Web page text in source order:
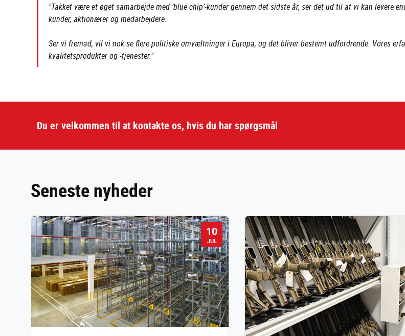
"Takket være et øget samarbejde med ’blue chip’-kunder gennem det sidste år, ser det ud til at vi kan
kunder, aktionærer og medarbejdere.
Ser vi fremad, vil vi nok se flere politiske omvæltninger i Europa, og det bliver bestemt udfordrende. Vores
kvalitetsprodukter og -tjenester."
Du er velkommen til at kontakte os, hvis du har spørgsmål
Seneste nyheder
10
JUL